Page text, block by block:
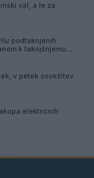
val, a le za
podtaknjenih
k takojšnjemu
v petek osvežitev
električnih